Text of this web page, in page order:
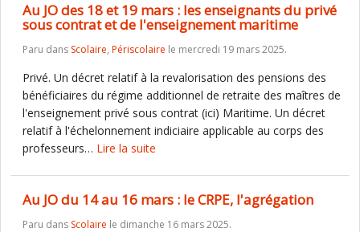
Au JO des 18 et 19 mars : les enseignants du privé
sous contrat et de l'enseignement maritime
Paru dans Scolaire, Périscolaire le mercredi 19 mars 2025.
Privé. Un décret relatif à la revalorisation des pensions des
bénéficiaires du régime additionnel de retraite des maîtres de
l'enseignement privé sous contrat (ici) Maritime. Un décret
relatif à l'échelonnement indiciaire applicable au corps des
professeurs… Lire la suite
Au JO du 14 au 16 mars : le CRPE, l'agrégation
Paru dans Scolaire le dimanche 16 mars 2025.